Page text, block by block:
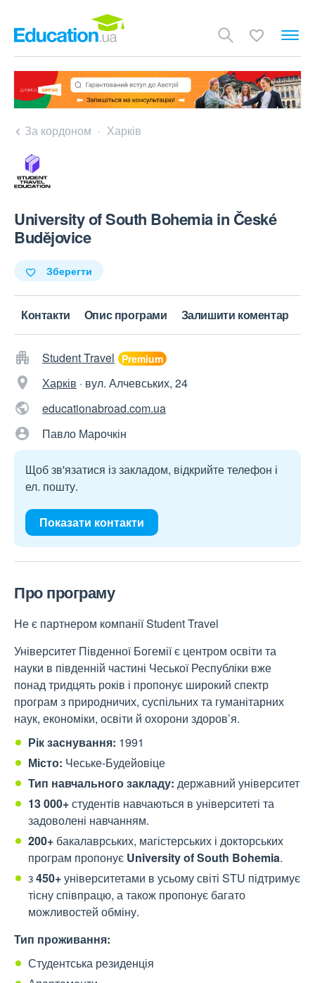
За кордоном Харків
University of South Bohemia in České
Budějovice
Зберегти
Контакти Опис програми Залишити коментар
Student Travel
Харків · вул. Алчевських, 24
educationabroad.com.ua
Павло Марочкін
Щоб зв'язатися із закладом, відкрийте телефон і
ел. пошту.
Показати контакти
Про програму
Не є партнером компанії Student Travel
Університет Південної Богемії є центром освіти та
науки в південній частині Чеської Республіки вже
понад тридцять років і пропонує широкий спектр
програм з природничих, суспільних та гуманітарних
наук, економіки, освіти й охорони здоров’я.
Рік заснування: 1991
Місто: Чеське-Будейовіце
Тип навчального закладу: державний університет
13 000+студентів навчаються в університеті та
задоволені навчанням.
200+ бакалаврських, магістерських і докторських
програм пропонує University of South Bohemia.
з450+університетами в усьому світі STU підтримує
тісну співпрацю, а також пропонує багато
можливостей обміну.
Тип проживання:
Студентська резиденція